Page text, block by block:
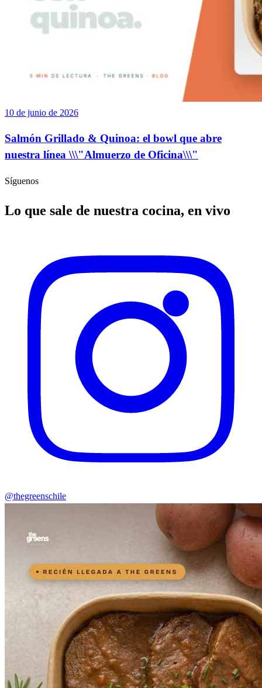
10 de junio de 2026
Salmón Grillado & Quinoa: el bowl que abre
nuestra línea \\\"Almuerzo de Oficina\\\"
Síguenos
Lo que sale de nuestra cocina, en vivo
@thegreenschile